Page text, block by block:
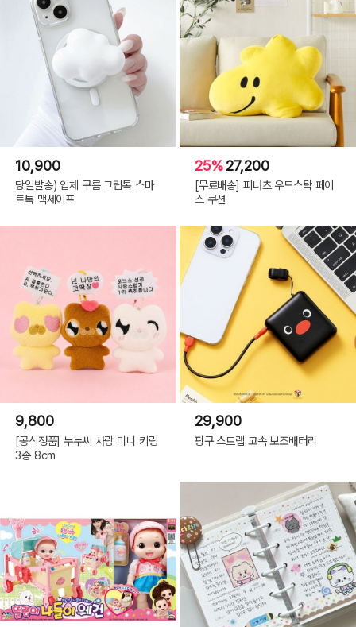
10,900
당일발송) 입체 구름 그립톡 스마
트톡 맥세이프
25%27,200
[무료배송] 피너츠 우드스탁 페이
스 쿠션
9,800
[공식정품] 누누씨 사랑 미니 키링
3종 8cm
29,900
핑구 스트랩 고속 보조배터리